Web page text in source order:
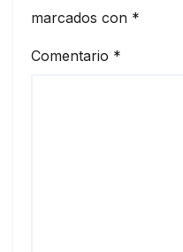
marcados con *
Comentario *